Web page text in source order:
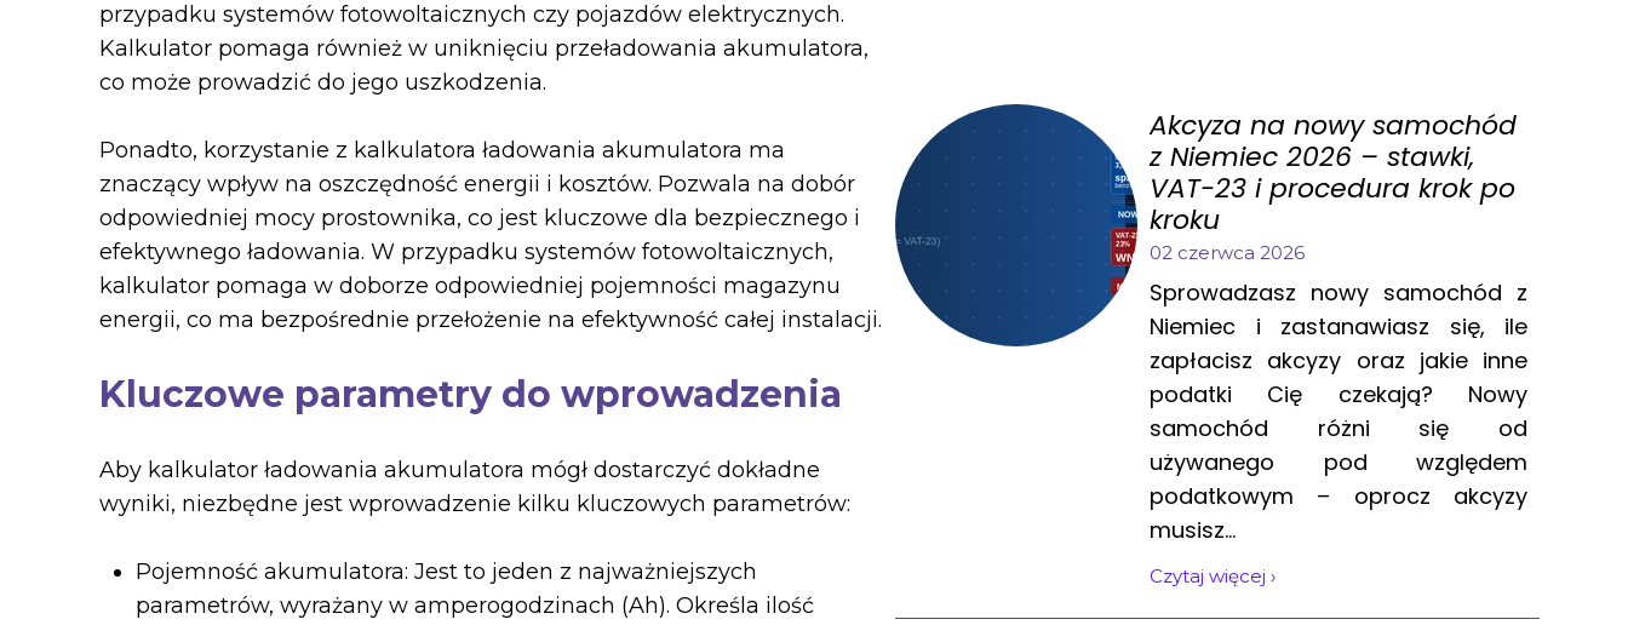
przypadku systemów fotowoltaicznych czy pojazdów elektrycznych.
Kalkulator pomaga również w uniknięciu przeładowania akumulatora,
co może prowadzić do jego uszkodzenia.
Ponadto, korzystanie z kalkulatora ładowania akumulatora ma
znaczący wpływ na oszczędność energii i kosztów. Pozwala na dobór
odpowiedniej mocy prostownika, co jest kluczowe dla bezpiecznego i
efektywnego ładowania. W przypadku systemów fotowoltaicznych,
kalkulator pomaga w doborze odpowiedniej pojemności magazynu
energii, co ma bezpośrednie przełożenie na efektywność całej instalacji.
Kluczowe parametry do wprowadzenia
Aby kalkulator ładowania akumulatora mógł dostarczyć dokładne
wyniki, niezbędne jest wprowadzenie kilku kluczowych parametrów:
Pojemność akumulatora: Jest to jeden z najważniejszych
parametrów, wyrażany w amperogodzinach (Ah). Określa ilość
Akcyza na nowy samochód
z Niemiec 2026 – stawki,
VAT-23 i procedura krok po
kroku
02 czerwca 2026
Sprowadzasz nowy samochód z
Niemiec i zastanawiasz się, ile
zapłacisz akcyzy oraz jakie inne
podatki Cię czekają? Nowy
samochód różni się od
używanego pod względem
podatkowym – oprocz akcyzy
musisz...
Czytaj więcej ›